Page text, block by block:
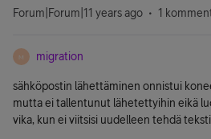
Forum|Forum|11 years ago 1
M migration
sähköpostin lähettäminen onnistui
mutta ei tallentunut lähetettyihin eikä
vika, kun ei viitsisi uudelleen tehdä